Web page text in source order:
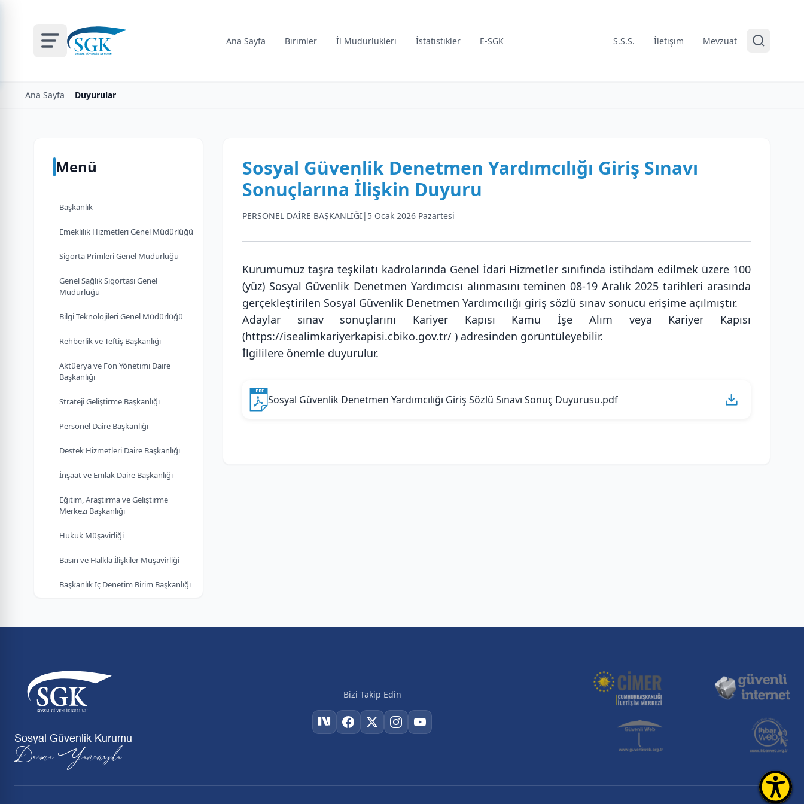
Ana Sayfa Birimler İl Müdürlükleri İstatistikler E-SGK S.S.S. İletişim Mevzuat
Ana Sayfa Duyurular
Menü
Başkanlık
Emeklilik Hizmetleri Genel Müdürlüğü
Sigorta Primleri Genel Müdürlüğü
Genel Sağlık Sigortası Genel
Müdürlüğü
Bilgi Teknolojileri Genel Müdürlüğü
Rehberlik ve Teftiş Başkanlığı
Aktüerya ve Fon Yönetimi Daire
Başkanlığı
Strateji Geliştirme Başkanlığı
Personel Daire Başkanlığı
Destek Hizmetleri Daire Başkanlığı
İnşaat ve Emlak Daire Başkanlığı
Eğitim, Araştırma ve Geliştirme
Merkezi Başkanlığı
Hukuk Müşavirliği
Basın ve Halkla İlişkiler Müşavirliği
Başkanlık İç Denetim Birim Başkanlığı
Sosyal Güvenlik Denetmen Yardımcılığı Giriş Sınavı
Sonuçlarına İlişkin Duyuru
PERSONEL DAİRE BAŞKANLIĞI| 5 Ocak 2026 Pazartesi
Kurumumuz taşra teşkilatı kadrolarında Genel İdari Hizmetler sınıfında istihdam edilmek üzere 100
(yüz) Sosyal Güvenlik Denetmen Yardımcısı alınmasını teminen 08-19 Aralık 2025 tarihleri arasında
gerçekleştirilen Sosyal Güvenlik Denetmen Yardımcılığı giriş sözlü sınav sonucu erişime açılmıştır.
Adaylar sınav sonuçlarını Kariyer Kapısı Kamu İşe Alım veya Kariyer Kapısı
(https://isealimkariyerkapisi.cbiko.gov.tr/ )adresinden görüntüleyebilir.
İlgililere önemle duyurulur.
Sosyal Güvenlik Denetmen Yardımcılığı Giriş Sözlü Sınavı Sonuç Duyurusu.pdf
Sosyal Güvenlik Kurumu
Daima Yanınızda
Bizi Takip Edin